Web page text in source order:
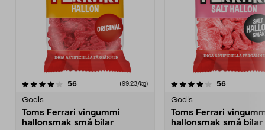
56recensioner (99,23/kg)
Godis
Toms Ferrari vingummi
hallonsmak små bilar
4.0 av 5 stjärnor 56recensioner
Godis
Toms Ferrari
hallonsmak små bilar
4.5 av 5 stjärnor